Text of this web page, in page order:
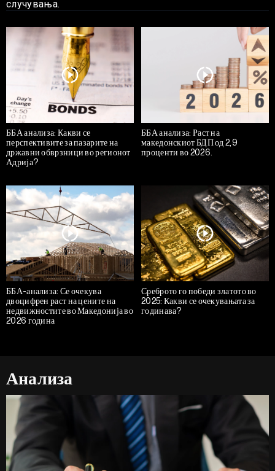
случувања.
ББА анализа: Какви се
перспективите за пазарите на
државни обврзници во регионот
Адрија?
ББА анализа: Раст на
македонскиот БДП од 2,9
проценти во 2026.
ББА-анализа: Се очекува
двоцифрен раст на цените на
недвижностите во Македонија во
2026 година
Среброто го победи златото во
2025: Какви се очекувањата за
годинава?
Анализа